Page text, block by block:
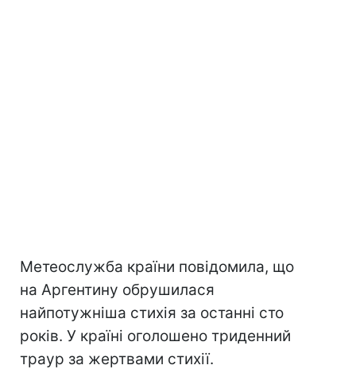
Метеослужба країни повідомила, що
на Аргентину обрушилася
найпотужніша стихія за останні сто
років. У країні оголошено триденний
траур за жертвами стихії.